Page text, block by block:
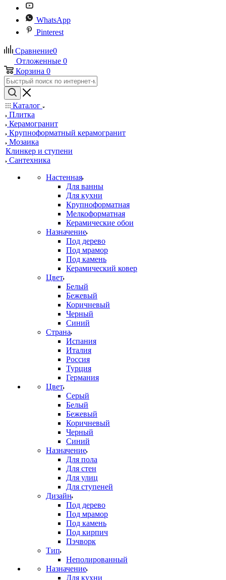
WhatsApp
Pinterest
Сравнение0
Отложенные 0
Корзина 0
Каталог
Плитка
Керамогранит
Крупноформатный керамогранит
Мозаика
Клинкер и ступени
Сантехника
Настенная
Для ванны
Для кухни
Крупноформатная
Мелкоформатная
Керамические обои
Назначение
Под дерево
Под мрамор
Под камень
Керамический ковер
Цвет
Белый
Бежевый
Коричневый
Черный
Синий
Страна
Испания
Италия
Россия
Турция
Германия
Цвет
Серый
Белый
Бежевый
Коричневый
Черный
Синий
Назначение
Для пола
Для стен
Для улиц
Для ступеней
Дизайн
Под дерево
Под мрамор
Под камень
Под кирпич
Пэчворк
Тип
Неполированный
Назначение
Для кухни